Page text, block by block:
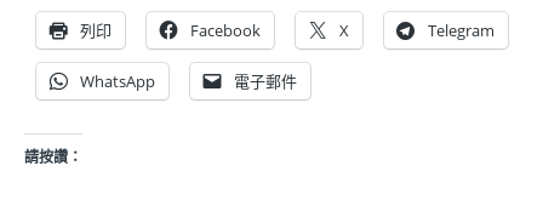
列印 Facebook X Telegram
WhatsApp 電子郵件
請按讚：